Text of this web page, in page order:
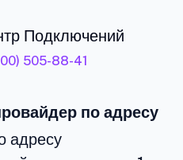
Подключений
505-88-41
по адресу
адресу